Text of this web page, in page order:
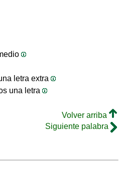
letra extra
una letra
Volver arriba
Siguiente palabra